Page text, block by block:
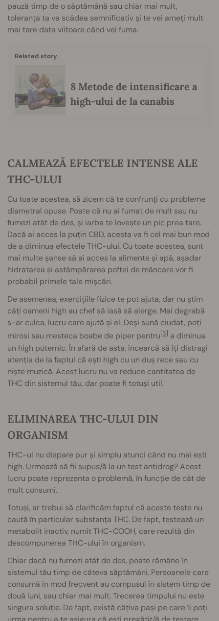
pauză timp de o săptămână sau chiar mai mult,
toleranța ta va scădea semnificativ și te vei ameți mult
mai tare data viitoare când vei fuma.
Related story
8 Metode de intensificare a
high-ului de la canabis
CALMEAZĂ EFECTELE INTENSE ALE
THC-ULUI
Cu toate acestea, să zicem că te confrunți cu probleme
diametral opuse. Poate că nu ai fumat de mult sau nu
fumezi atât de des, și iarba te lovește un pic prea tare.
Dacă ai acces la puțin CBD, acesta va fi cel mai bun mod
de a diminua efectele THC-ului. Cu toate acestea, sunt
mai multe șanse să ai acces la alimente și apă, așadar
hidratarea și astâmpărarea poftei de mâncare vor fi
probabil primele tale mișcări.
De asemenea, exercițiile fizice te pot ajuta, dar nu știm
câți oameni high au chef să iasă să alerge. Mai degrabă
s-ar culca, lucru care ajută și el. Deși sună ciudat, poți
mirosi sau mesteca boabe de piper pentru[3] a diminua
un high puternic. În afară de asta, încearcă să îți distragi
atenția de la faptul că ești high cu un duș rece sau cu
niște muzică. Acest lucru nu va reduce cantitatea de
THC din sistemul tău, dar poate fi totuși util.
ELIMINAREA THC-ULUI DIN
ORGANISM
THC-ul nu dispare pur și simplu atunci când nu mai ești
high. Urmează să fii supus/ă la un test antidrog? Acest
lucru poate reprezenta o problemă, în funcție de cât de
mult consumi.
Totuși, ar trebui să clarificăm faptul că aceste teste nu
caută în particular substanța THC. De fapt, testează un
metabolit inactiv, numit THC-COOH, care rezultă din
descompunerea THC-ului în organism.
Chiar dacă nu fumezi atât de des, poate rămâne în
sistemul tău timp de câteva săptămâni. Persoanele care
consumă în mod frecvent au compusul în sistem timp de
două luni, sau chiar mai mult. Trecerea timpului nu este
singura soluție. De fapt, există câțiva pași pe care îi poți